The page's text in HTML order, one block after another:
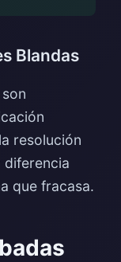
Blandas
resolución
diferencia
que fracasa.